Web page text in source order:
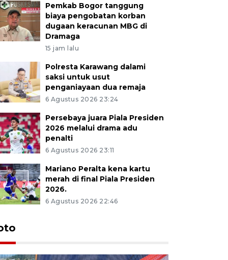
Pemkab Bogor tanggung
biaya pengobatan korban
dugaan keracunan MBG di
Dramaga
15 jam lalu
Polresta Karawang dalami
saksi untuk usut
penganiayaan dua remaja
6 Agustus 2026 23:24
Persebaya juara Piala Presiden
2026 melalui drama adu
penalti
6 Agustus 2026 23:11
Mariano Peralta kena kartu
merah di final Piala Presiden
2026.
6 Agustus 2026 22:46